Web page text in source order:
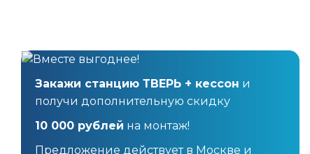
Закажи станцию ТВЕРЬ + кессон и
получи дополнительную скидку
10 000 рублей на монтаж!
Предложение действует в Москве и